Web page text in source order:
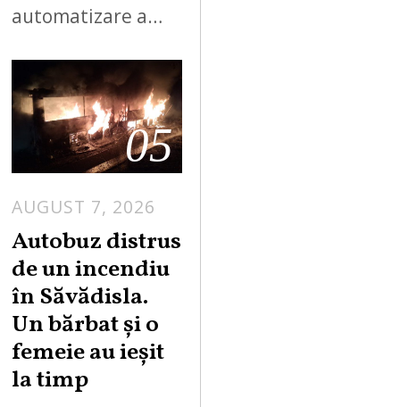
automatizare a…
05
AUGUST 7, 2026
Autobuz distrus
de un incendiu
în Săvădisla.
Un bărbat și o
femeie au ieșit
la timp